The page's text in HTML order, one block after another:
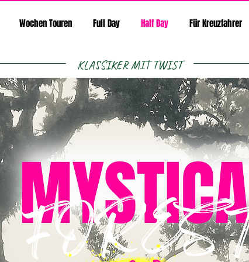
Wochen Touren Full Day Half Day Für Kreuzfahrer
KLASSIKER MIT TWIST